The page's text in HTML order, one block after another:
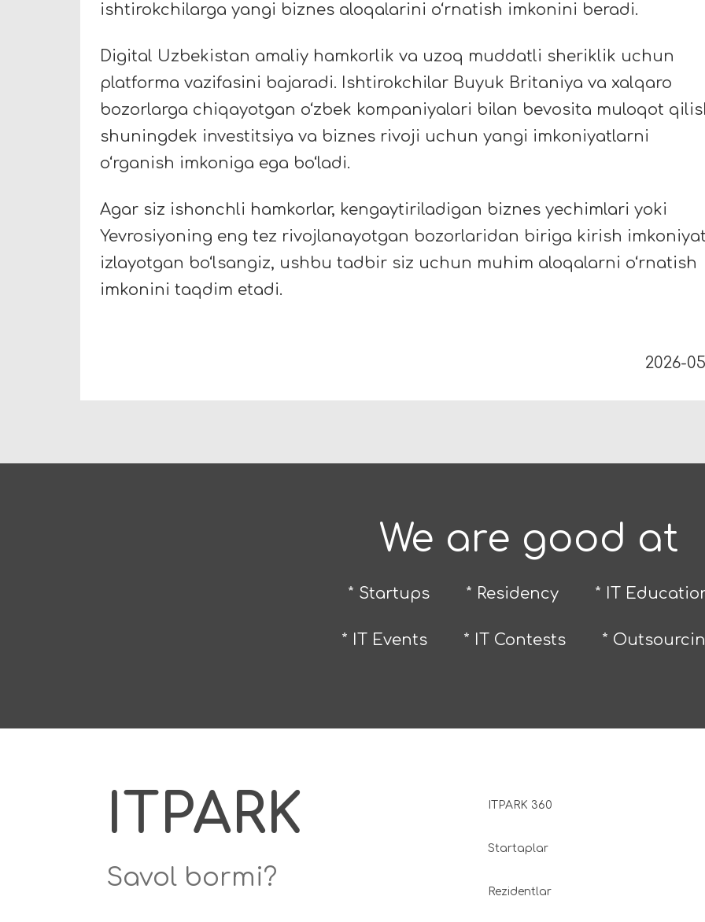
ishtirokchilarga yangi biznes aloqalarini o‘rnatish imkonini beradi.
Digital Uzbekistan amaliy hamkorlik va uzoq muddatli sheriklik uchun
platforma vazifasini bajaradi. Ishtirokchilar Buyuk Britaniya va xalqaro
bozorlarga chiqayotgan o‘zbek kompaniyalari bilan bevosita muloqot
shuningdek investitsiya va biznes rivoji uchun yangi imkoniyatlarni
o‘rganish imkoniga ega bo‘ladi.
Agar siz ishonchli hamkorlar, kengaytiriladigan biznes yechimlari yoki
Yevrosiyoning eng tez rivojlanayotgan bozorlaridan biriga kirish
izlayotgan bo‘lsangiz, ushbu tadbir siz uchun muhim aloqalarni o‘rnatish
imkonini taqdim etadi.
2026-
We are good at
* Startups * Residency * IT
* IT Events * IT Contests *
ITPARK
Savol bormi?
ITPARK 360
Startaplar
Rezidentlar